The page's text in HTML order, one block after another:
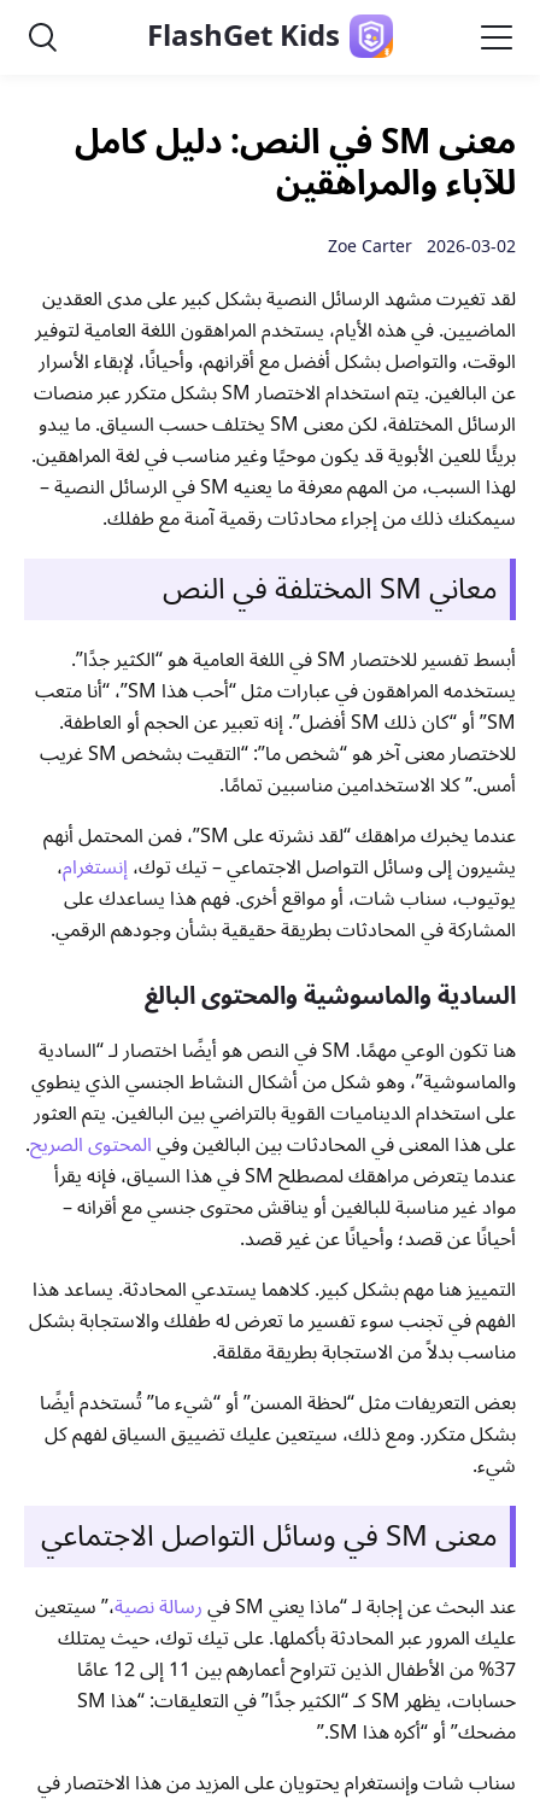
FlashGet Kids
معنى SM في النص: دليل كامل
للآباء والمراهقين
2026-03-02 Zoe Carter
لقد تغيرت مشهد الرسائل النصية بشكل كبير على مدى العقدين
الماضيين. في هذه الأيام، يستخدم المراهقون اللغة العامية لتوفير
الوقت، والتواصل بشكل أفضل مع أقرانهم، وأحيانًا، لإبقاء الأسرار
عن البالغين. يتم استخدام الاختصار SM بشكل متكرر عبر منصات
الرسائل المختلفة، لكن معنى SM يختلف حسب السياق. ما يبدو
بريئًا للعين الأبوية قد يكون موحيًا وغير مناسب في لغة المراهقين.
لهذا السبب، من المهم معرفة ما يعنيه SM في الرسائل النصية –
سيمكنك ذلك من إجراء محادثات رقمية آمنة مع طفلك.
معاني SM المختلفة في النص
أبسط تفسير للاختصار SM في اللغة العامية هو “الكثير جدًا”.
يستخدمه المراهقون في عبارات مثل “أحب هذا SM”، “أنا متعب
SM” أو “كان ذلك SM أفضل”. إنه تعبير عن الحجم أو العاطفة.
للاختصار معنى آخر هو “شخص ما”: “التقيت بشخص SM غريب
أمس.” كلا الاستخدامين مناسبين تمامًا.
عندما يخبرك مراهقك “لقد نشرته على SM”، فمن المحتمل أنهم
يشيرون إلى وسائل التواصل الاجتماعي – تيك توك،إنستغرام،
يوتيوب، سناب شات، أو مواقع أخرى. فهم هذا يساعدك على
المشاركة في المحادثات بطريقة حقيقية بشأن وجودهم الرقمي.
السادية والماسوشية والمحتوى البالغ
هنا تكون الوعي مهمًا. SM في النص هو أيضًا اختصار لـ “السادية
والماسوشية”، وهو شكل من أشكال النشاط الجنسي الذي ينطوي
على استخدام الديناميات القوية بالتراضي بين البالغين. يتم العثور
على هذا المعنى في المحادثات بين البالغين وفيالمحتوى الصريح.
عندما يتعرض مراهقك لمصطلح SM في هذا السياق، فإنه يقرأ
مواد غير مناسبة للبالغين أو يناقش محتوى جنسي مع أقرانه –
أحيانًا عن قصد؛ وأحيانًا عن غير قصد.
التمييز هنا مهم بشكل كبير. كلاهما يستدعي المحادثة. يساعد هذا
الفهم في تجنب سوء تفسير ما تعرض له طفلك والاستجابة بشكل
مناسب بدلاً من الاستجابة بطريقة مقلقة.
بعض التعريفات مثل “لحظة المسن” أو “شيء ما” تُستخدم أيضًا
بشكل متكرر. ومع ذلك، سيتعين عليك تضييق السياق لفهم كل
شيء.
معنى SM في وسائل التواصل الاجتماعي
عند البحث عن إجابة لـ “ماذا يعني SM في رسالة نصية،” سيتعين
عليك المرور عبر المحادثة بأكملها. على تيك توك، حيث يمتلك
37% من الأطفال الذين تتراوح أعمارهم بين 11 إلى 12 عامًا
حسابات، يظهر SM كـ “الكثير جدًا” في التعليقات: “هذا SM
مضحك” أو “أكره هذا SM.”
سناب شات وإنستغرام يحتويان على المزيد من هذا الاختصار في